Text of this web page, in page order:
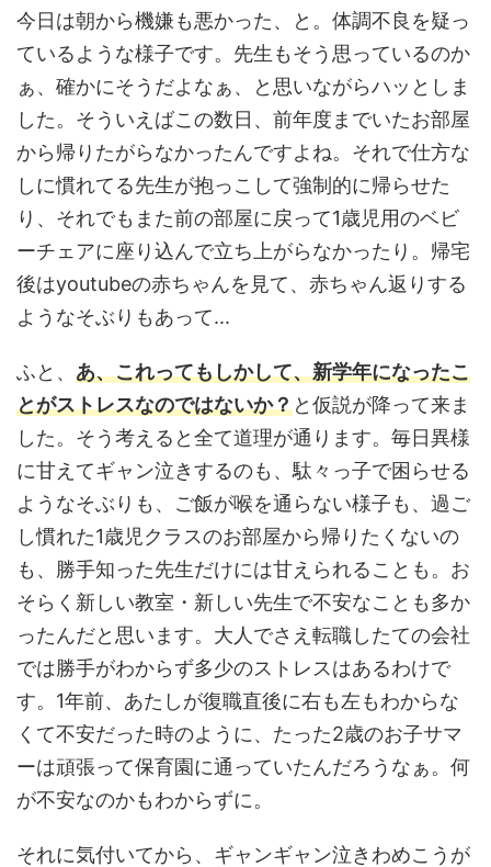
今日は朝から機嫌も悪かった、と。体調不良を疑っ
ているような様子です。先生もそう思っているのか
ぁ、確かにそうだよなぁ、と思いながらハッとしま
した。そういえばこの数日、前年度までいたお部屋
から帰りたがらなかったんですよね。それで仕方な
しに慣れてる先生が抱っこして強制的に帰らせた
り、それでもまた前の部屋に戻って1歳児用のベビ
ーチェアに座り込んで立ち上がらなかったり。帰宅
後はyoutubeの赤ちゃんを見て、赤ちゃん返りする
ようなそぶりもあって...
ふと、 あ、これってもしかして、新学年になったこ
とがストレスなのではないか？と仮説が降って来ま
した。そう考えると全て道理が通ります。毎日異様
に甘えてギャン泣きするのも、駄々っ子で困らせる
ようなそぶりも、ご飯が喉を通らない様子も、過ご
し慣れた1歳児クラスのお部屋から帰りたくないの
も、勝手知った先生だけには甘えられることも。お
そらく新しい教室・新しい先生で不安なことも多か
ったんだと思います。大人でさえ転職したての会社
では勝手がわからず多少のストレスはあるわけで
す。1年前、あたしが復職直後に右も左もわからな
くて不安だった時のように、たった2歳のお子サマ
ーは頑張って保育園に通っていたんだろうなぁ。何
が不安なのかもわからずに。
それに気付いてから、ギャンギャン泣きわめこうが